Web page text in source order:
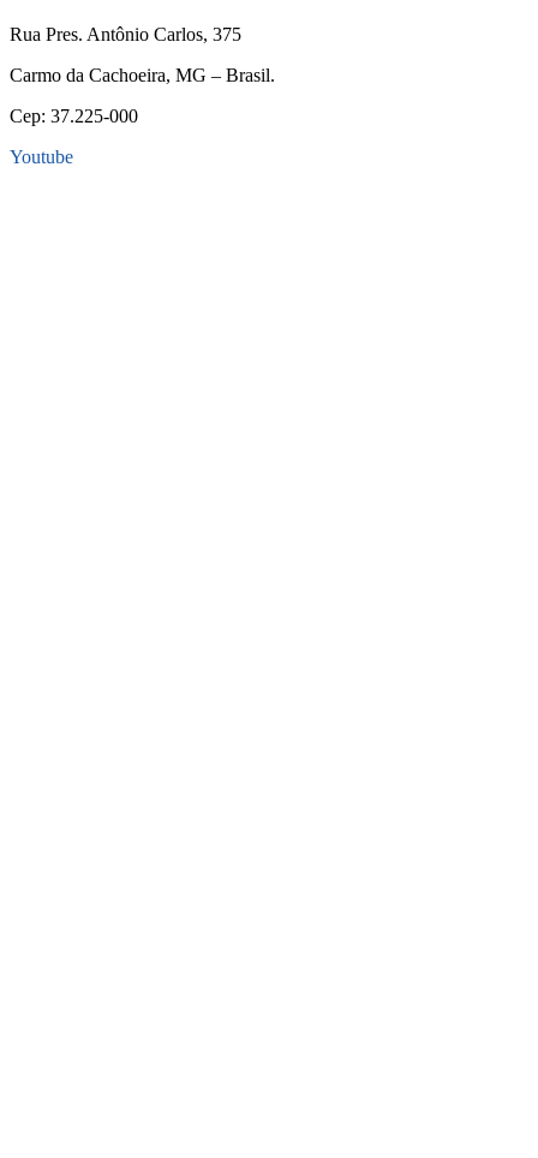
Rua Pres. Antônio Carlos, 375
Carmo da Cachoeira, MG – Brasil.
Cep: 37.225-000
Youtube